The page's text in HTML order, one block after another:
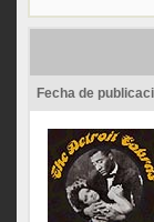
Fecha de